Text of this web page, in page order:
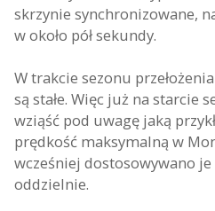
skrzynie synchronizowane,
w około pół sekundy.
W trakcie sezonu
są stałe. Więc już na starcie
wziąść pod uwagę jaką
prędkość maksymalną w
wcześniej dostosowywano
oddzielnie.